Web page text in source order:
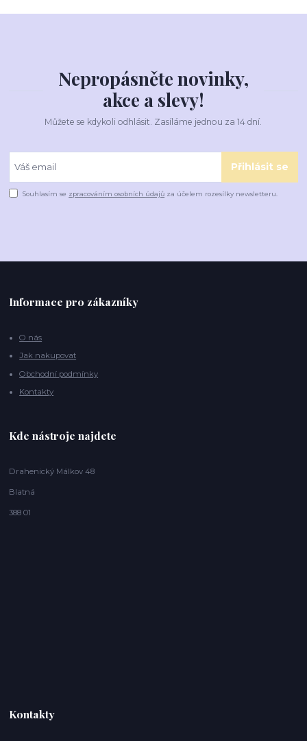
Nepropásněte novinky,
akce a slevy!
Můžete se kdykoli odhlásit. Zasíláme jednou za 14 dní.
Přihlásit se
Souhlasím se zpracováním osobních údajů za účelem rozesílky newsletteru.
Informace pro zákazníky
O nás
Jak nakupovat
Obchodní podmínky
Kontakty
Kde nástroje najdete
Drahenický Málkov 48
Blatná
388 01
Kontakty